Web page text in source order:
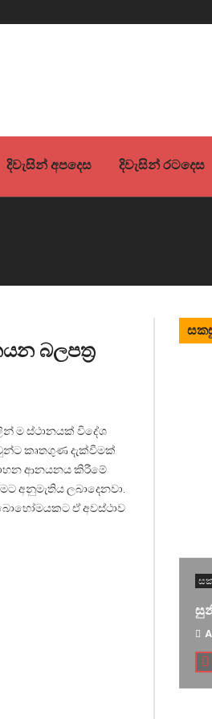
දිවැසින් අපදෙස දිවැසින් රටදෙස
බලපත්‍ර
ම ස්ථානයක් විදේශ
කෘතගුණ දැක්වීමක්
ආනයනය කිරීමේ
අනුමැතිය ලබාදෙනවා.
ඒ අවස්ථාව